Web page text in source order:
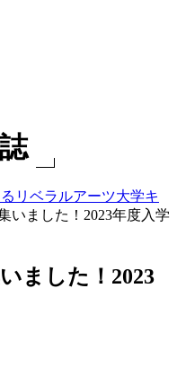
リベラルアーツ大学キ
いました！2023年度入学
ました！2023